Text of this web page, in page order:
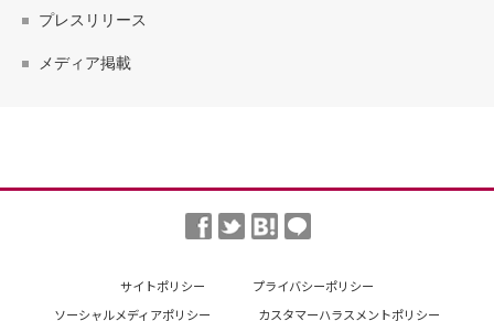
プレスリリース
メディア掲載
サイトポリシー
プライバシーポリシー
ソーシャルメディアポリシー
カスタマーハラスメントポリシー